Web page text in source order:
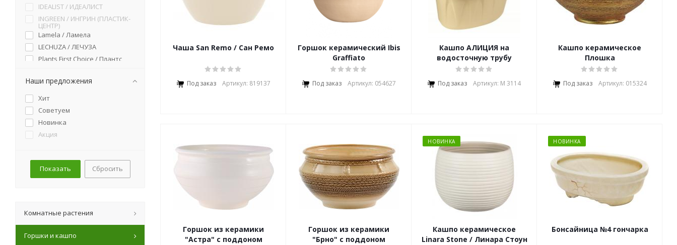
Чаша San Remo / Сан Ремо
Под заказ Артикул: 819137
Горшок керамический Ibis
Graffiato
Под заказ Артикул: 054627
Кашпо АЛИЦИЯ на
водосточную трубу
Под заказ Артикул: М 3114
Кашпо керамическое
Плошка
Под заказ Артикул: 015324
Горшок из керамики
"Астра" с поддоном
Горшок из керамики
"Брно" с поддоном
НОВИНКА
Кашпо керамическое
Linara Stone / Линара Стоун
НОВИНКА
Бонсайница №4 гончарка
IDEALIST / ИДЕАЛИСТ
INGREEN / ИНГРИН (ПЛАСТИК-
ЦЕНТР)
Lamela / Ламела
LECHUZA / ЛЕЧУЗА
Plants First Choice / Плантс
Vondom / Вондом
Гончар-Ка
Сады Аурики
ТЕХОСНАСТКА
Наши предложения
Хит
Советуем
Новинка
Акция
Сбросить
Комнатные растения
Горшки и кашпо